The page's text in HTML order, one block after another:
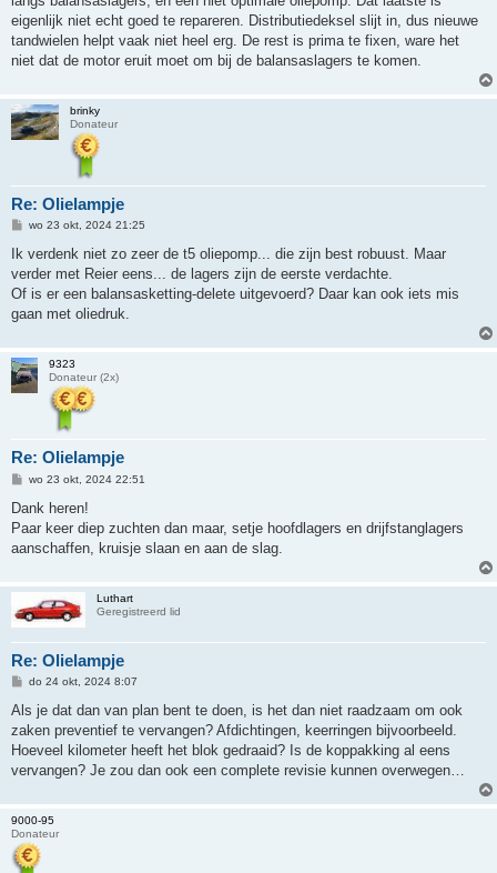
eigenlijk niet echt goed te repareren. Distributiedeksel slijt in, dus nieuwe
tandwielen helpt vaak niet heel erg. De rest is prima te fixen, ware het
niet dat de motor eruit moet om bij de balansaslagers te komen.
brinky
Donateur
Re: Olielampje
B
c
h
wo 23 okt, 2024 21:25
Ik verdenk niet zo zeer de t5 oliepomp... die zijn best robuust. Maar
verder met Reier eens... de lagers zijn de eerste verdachte.
Of is er een balansasketting-delete uitgevoerd? Daar kan ook iets mis
gaan met oliedruk.
9323
Donateur (2x)
Re: Olielampje
B
r
c
h
wo 23 okt, 2024 22:51
Dank heren!
Paar keer diep zuchten dan maar, setje hoofdlagers en drijfstanglagers
aanschaffen, kruisje slaan en aan de slag.
Luthart
Geregistreerd lid
Re: Olielampje
B
r
c
h
do 24 okt, 2024 8:07
Als je dat dan van plan bent te doen, is het dan niet raadzaam om ook
zaken preventief te vervangen? Afdichtingen, keerringen bijvoorbeeld.
Hoeveel kilometer heeft het blok gedraaid? Is de koppakking al eens
vervangen? Je zou dan ook een complete revisie kunnen overwegen…
9000-95
Donateur